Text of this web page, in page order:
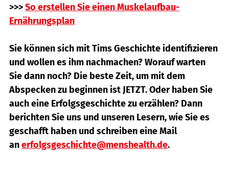
>>>So erstellen Sie einen Muskelaufbau-
Ernährungsplan
Sie können sich mit Tims Geschichte identifizieren
und wollen es ihm nachmachen? Worauf warten
Sie dann noch? Die beste Zeit, um mit dem
Abspecken zu beginnen ist JETZT. Oder haben Sie
auch eine Erfolgsgeschichte zu erzählen? Dann
berichten Sie uns und unseren Lesern, wie Sie es
geschafft haben und schreiben eine Mail
anerfolgsgeschichte@menshealth.de.